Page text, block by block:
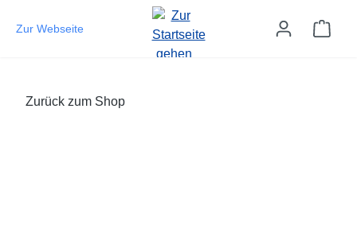
Zum Hauptinhalt springen
Zur Webseite
Zurück zum Shop